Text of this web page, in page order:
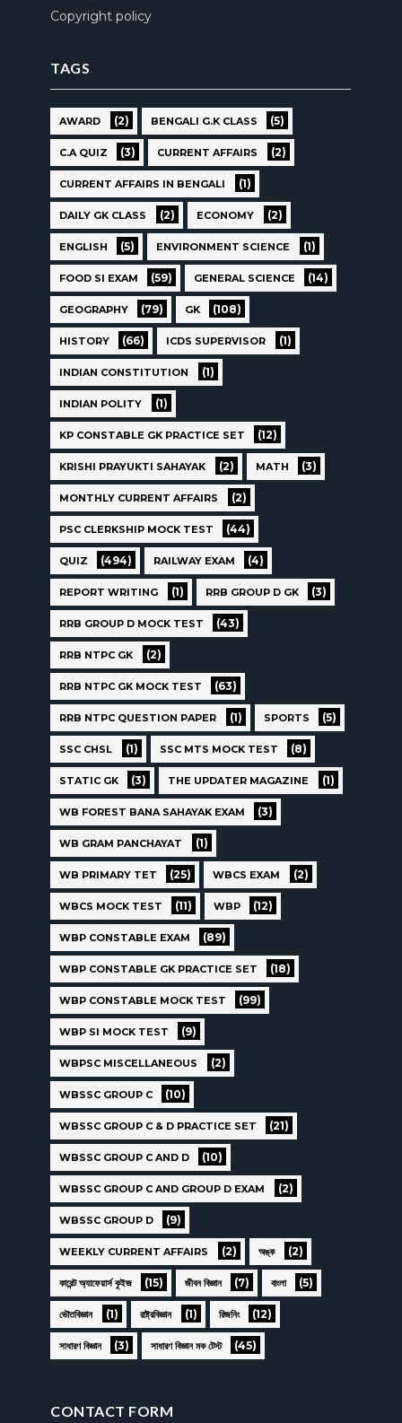
Copyright policy
TAGS
AWARD (2) BENGALI G.K CLASS (5)
C.A QUIZ (3) CURRENT AFFAIRS (2)
CURRENT AFFAIRS IN BENGALI (1)
DAILY GK CLASS (2) ECONOMY (2)
ENGLISH (5) ENVIRONMENT SCIENCE (1)
FOOD SI EXAM (59) GENERAL SCIENCE (14)
GEOGRAPHY (79) GK (108)
HISTORY (66) ICDS SUPERVISOR (1)
INDIAN CONSTITUTION (1)
INDIAN POLITY (1)
KP CONSTABLE GK PRACTICE SET (12)
KRISHI PRAYUKTI SAHAYAK (2) MATH (3)
MONTHLY CURRENT AFFAIRS (2)
PSC CLERKSHIP MOCK TEST (44)
QUIZ (494) RAILWAY EXAM (4)
REPORT WRITING (1) RRB GROUP D GK (3)
RRB GROUP D MOCK TEST (43)
RRB NTPC GK (2)
RRB NTPC GK MOCK TEST (63)
RRB NTPC QUESTION PAPER (1) SPORTS (5)
SSC CHSL (1) SSC MTS MOCK TEST (8)
STATIC GK (3) THE UPDATER MAGAZINE (1)
WB FOREST BANA SAHAYAK EXAM (3)
WB GRAM PANCHAYAT (1)
WB PRIMARY TET (25) WBCS EXAM (2)
WBCS MOCK TEST (11) WBP (12)
WBP CONSTABLE EXAM (89)
WBP CONSTABLE GK PRACTICE SET (18)
WBP CONSTABLE MOCK TEST (99)
WBP SI MOCK TEST (9)
WBPSC MISCELLANEOUS (2)
WBSSC GROUP C (10)
WBSSC GROUP C & D PRACTICE SET (21)
WBSSC GROUP C AND D (10)
WBSSC GROUP C AND GROUP D EXAM (2)
WBSSC GROUP D (9)
WEEKLY CURRENT AFFAIRS (2) অঙ্ক (2)
কারেন্ট অ্যাফেয়ার্স কুইজ (15) জীবন বিজ্ঞান (7) বাংলা (5)
ভৌতবিজ্ঞান (1) রাষ্ট্রবিজ্ঞান (1) রিজনিং (12)
সাধারণ বিজ্ঞান (3) সাধারণ বিজ্ঞান মক টেস্ট (45)
CONTACT FORM